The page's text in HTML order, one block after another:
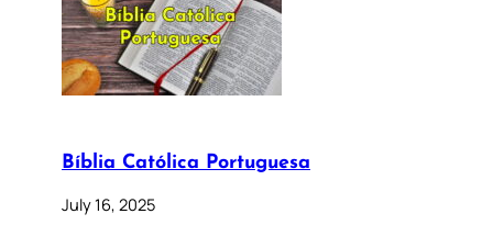
Bíblia Católica Portuguesa
July 16, 2025